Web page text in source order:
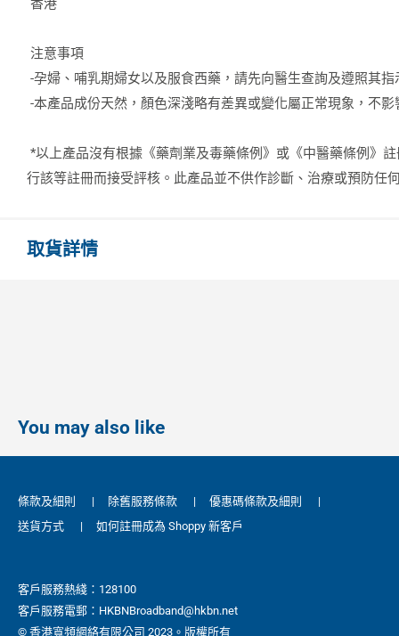
香港
注意事項
-孕婦、哺乳期婦女以及服食西藥，請先向醫生查詢及遵照其指
-本產品成份天然，顏色深淺略有差異或變化屬正常現象，不
*以上產品沒有根據《藥劑業及毒藥條例》或《中醫藥條例》
行該等註冊而接受評核。此產品並不供作診斷、治療或預防任
取貨詳情
You may also like
條款及細則 | 除舊服務條款 | 優惠碼條款及細則
|
送貨方式
| 如何註冊成為 Shoppy 新客戶
客戶服務熱綫：128100
客戶服務電郵：HKBNBroadband@hkbn.net
© 香港寬頻網絡有限公司 2023。版權所有